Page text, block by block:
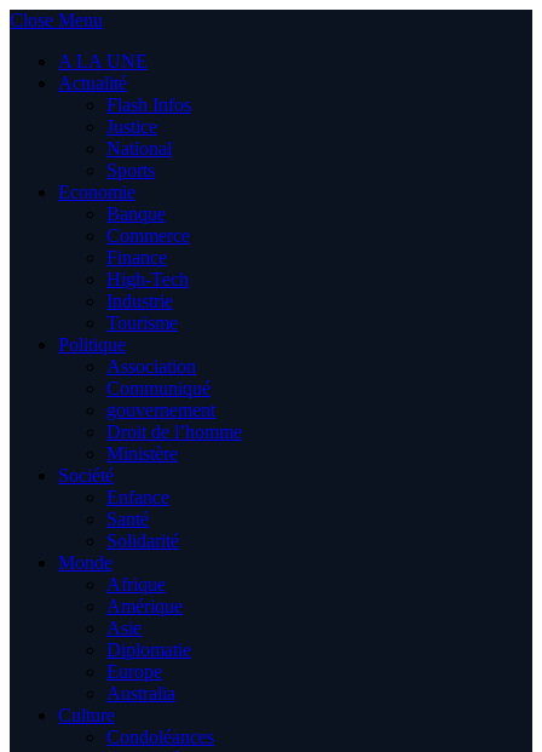
Close Menu
A LA UNE
Actualité
Flash Infos
Justice
National
Sports
Economie
Banque
Commerce
Finance
High-Tech
Industrie
Tourisme
Politique
Association
Communiqué
gouvernement
Droit de l’homme
Ministère
Société
Enfance
Santé
Solidarité
Monde
Afrique
Amérique
Asie
Diplomatie
Europe
Australia
Culture
Condoléances